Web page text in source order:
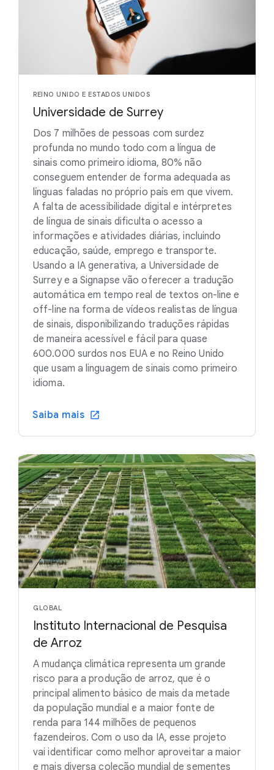
REINO UNIDO E ESTADOS UNIDOS
Universidade de Surrey
Dos 7 milhões de pessoas com surdez
profunda no mundo todo com a língua de
sinais como primeiro idioma, 80% não
conseguem entender de forma adequada as
línguas faladas no próprio país em que vivem.
A falta de acessibilidade digital e intérpretes
de língua de sinais dificulta o acesso a
informações e atividades diárias, incluindo
educação, saúde, emprego e transporte.
Usando a IA generativa, a Universidade de
Surrey e a Signapse vão oferecer a tradução
automática em tempo real de textos on-line e
off-line na forma de vídeos realistas de língua
de sinais, disponibilizando traduções rápidas
de maneira acessível e fácil para quase
600.000 surdos nos EUA e no Reino Unido
que usam a linguagem de sinais como primeiro
idioma.
Saiba mais
GLOBAL
Instituto Internacional de Pesquisa
de Arroz
A mudança climática representa um grande
risco para a produção de arroz, que é o
principal alimento básico de mais da metade
da população mundial e a maior fonte de
renda para 144 milhões de pequenos
fazendeiros. Com o uso da IA, esse projeto
vai identificar como melhor aproveitar a maior
e mais diversa coleção mundial de sementes